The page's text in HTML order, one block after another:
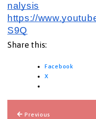
nalysis
https://
S9Q
Share this:
Facebook
X
Previous